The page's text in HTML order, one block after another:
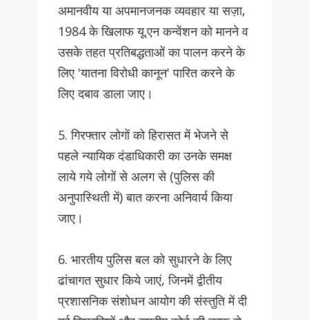
अमानवीय या अपमानजनक व्यवहार या सज़ा,
1984 के खिलाफ यू.एन कन्वेंशन को मानने व
उसके तहत प्रतिबद्धताओं का पालन करने के
लिए 'यातना विरोधी कानून' पारित करने के
लिए दबाव डाला जाए।
5. गिरफ्तार लोगों को हिरासत में भेजने से
पहले न्यायिक दंडाधिकारी का उनके समक्ष
लाये गये लोगों से अलग से (पुलिस की
अनुपास्थिती में) बात करना अनिवार्य किया
जाए।
6. भारतीय पुलिस बल को सुधारने के लिए
ढांचागत सुधार किये जाएं, जिनमें द्वीतीय
प्रशासनिक संशोधन आयोग की संस्तुति में दी